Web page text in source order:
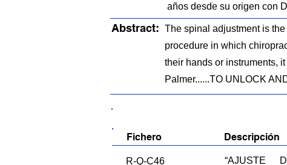
años desde su origen con
The spinal adjustment is
procedure in which
their hands or instruments,
Palmer......TO UNLOCK
Abstract:
Fichero
R-Q-C46
Descripción
“AJUSTE